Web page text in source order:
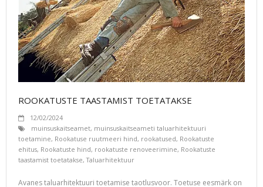
ROOKATUSTE TAASTAMIST TOETATAKSE
12/02/2024
muinsuskaitseamet, muinsuskaitseameti taluarhitektuuri
toetamine, Rookatuse ruutmeeri hind, rookatused, Rookatuste
ehitus, Rookatuste hind, rookatuste renoveerimine, Rookatuste
taastamist toetatakse,Taluarhitektuur
Avanes taluarhitektuuri toetamise taotlusvoor. Toetuse eesmärk on